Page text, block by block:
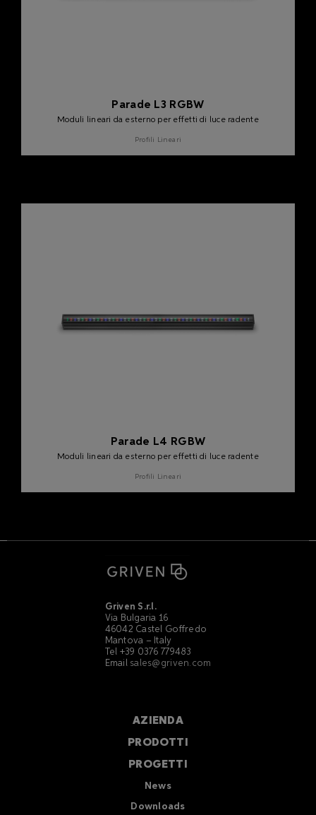
Parade L3 RGBW
Moduli lineari da esterno per effetti di luce radente
Profili Lineari
Parade L4 RGBW
Moduli lineari da esterno per effetti di luce radente
Profili Lineari
Griven S.r.l.
Via Bulgaria 16
46042 Castel Goffredo
Mantova – Italy
Tel +39 0376 779483
Email sales@griven.com
AZIENDA
PRODOTTI
PROGETTI
News
Downloads